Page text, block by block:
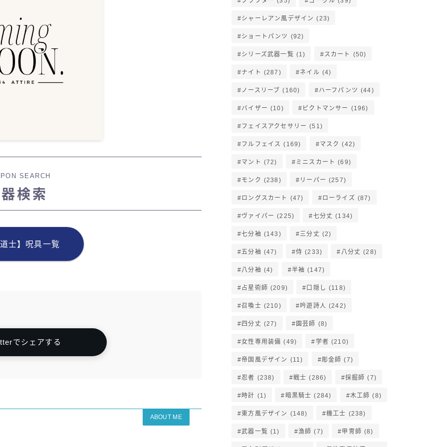
SEARCH
検索
士】呪具一覧
でシェアする
ABOUT ME
シャーレアン風デザイン (23)
ショートパンツ (92)
シリーズ武器一覧 (1) スカート (50)
ナイト (287) ネイル (4)
ノースリーブ (160) ハーフパンツ (44)
バイザー (10) ピクトマンサー (196)
フェイスアクセサリー (51)
フルフェイス (169) マスク (42)
マント (72) ミニスカート (69)
モンク (238) リーパー (257)
ロングスカート (47) ローライズ (87)
ヴァイパー (225) 七分丈 (134)
七分袖 (143) 三分丈 (2)
五分袖 (47) 侍 (233) 八分丈 (28)
八分袖 (4) 半袖 (147)
占星術師 (209) 口隠し (118)
召喚士 (210) 吟遊詩人 (242)
四分丈 (27) 園芸師 (8)
女性専用装備 (49) 学者 (210)
帝国風デザイン (11) 彫金師 (7)
忍者 (238) 戦士 (286) 採掘師 (7)
時計 (1) 暗黒騎士 (284) 木工師 (8)
東方風デザイン (148) 機工士 (238)
武器一覧 (1) 漁師 (7) 甲冑師 (8)